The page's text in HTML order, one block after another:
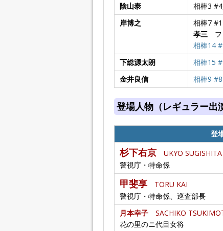
陰山泰
相棒3
岸博之
相棒7
孝三 フ
相棒14
下総源太朗
相棒15
金井良信
相棒9 #8
登場人物（レギュラー出
登
杉下右京 UKYO SUGISHITA
警視庁・特命係
甲斐享 TORU KAI
警視庁・特命係、巡査部長
月本幸子 SACHIKO
花の里のニ代目女将